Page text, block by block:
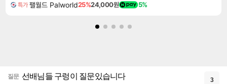
특가 팰월드 Palworld25%24,000원 5%
질문 선배님들 구렁이 질문있습니다 3